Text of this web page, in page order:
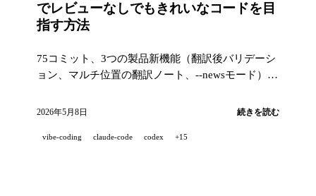
でレビューなしでもきれいなコードを目
指す方法
75コミット、3つの製品新機能（翻訳後バリデーシ
ョン、マルチ位置の翻訳ノート、--newsモード）
のテスト、AI支援PRレビュー）で、プロジェクト
指すための取り組み。
2026年5月8日 続きを読む
vibe-coding claude-code codex +15